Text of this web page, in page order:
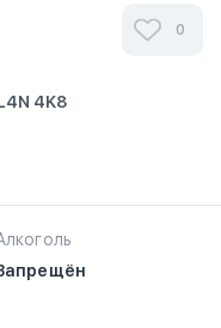
0
4K8